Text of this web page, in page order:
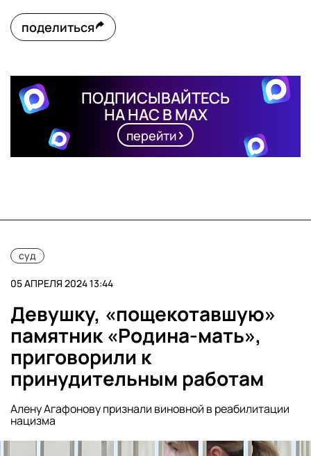
поделиться
ПОДПИСЫВАЙТЕСЬ
НА НАС В MAX
перейти
суд
05 АПРЕЛЯ 2024 13:44
Девушку, «пощекотавшую»
памятник «Родина-мать»,
приговорили к
принудительным работам
Алену Агафонову признали виновной в реабилитации
нацизма